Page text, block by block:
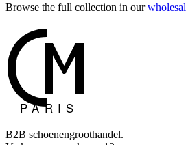
Browse the full collection in our
B2B schoenengroothandel.